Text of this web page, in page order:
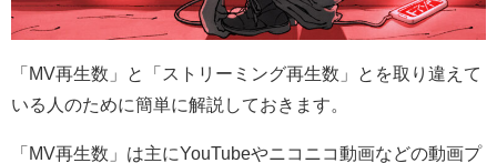
「 MV再生数」と「ストリーミング再生数」とを取り違えて
いる人のために簡単に解説しておきます。
「 MV再生数」は主にYouTubeやニコニコ動画などの動画プ